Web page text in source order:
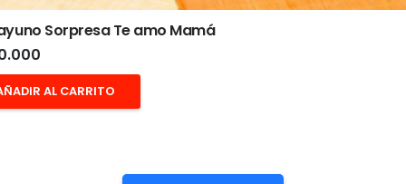
Sorpresa Te amo Mamá
AL CARRITO